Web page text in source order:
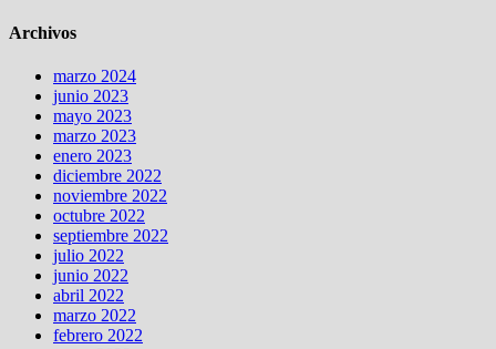
Archivos
marzo 2024
junio 2023
mayo 2023
marzo 2023
enero 2023
diciembre 2022
noviembre 2022
octubre 2022
septiembre 2022
julio 2022
junio 2022
abril 2022
marzo 2022
febrero 2022